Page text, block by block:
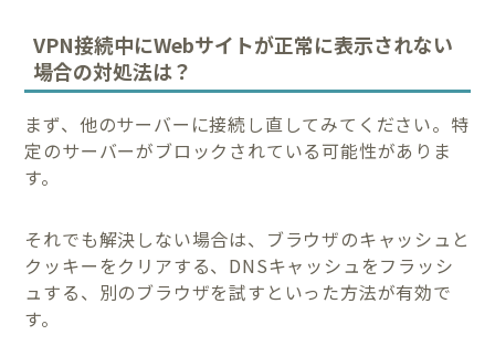
VPN接続中にWebサイトが正常に表示されない
場合の対処法は？
まず、他のサーバーに接続し直してみてください。特
定のサーバーがブロックされている可能性がありま
す。
それでも解決しない場合は、ブラウザのキャッシュと
クッキーをクリアする、DNSキャッシュをフラッシ
ュする、別のブラウザを試すといった方法が有効で
す。